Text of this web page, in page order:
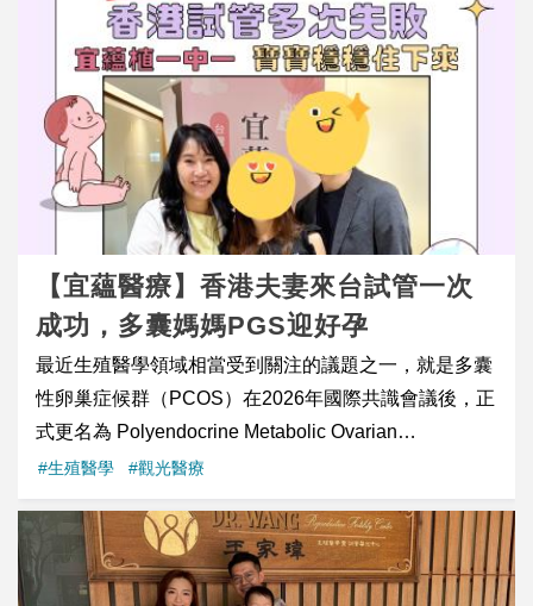
法人嘉義基督教醫院（下稱嘉基），見證了一段從恐懼
無助到充滿感恩的溫暖醫療奇蹟。 異國病榻上的孤單與
無助 今年 3 月 29 日，滿懷期待來到台灣旅行的捷克籍
旅客 Alena 遭遇意外受傷，經評估後必須立刻住院並接
受手術。從 3 月 29 日到 4 月 7 日這漫長的十天住院期
間，她獨自一人面對完全陌生的語言、未知的復原進
度，且身邊沒有任何家人陪伴。異國醫療環境帶來的焦
慮與無助感，讓她一度陷入深深的恐懼與難過之中。 跨
團隊國際醫療關懷機制啟動：以愛打破語言與文化藩籬
得知 Alena 隻身在台住院的情形後，嘉基國際醫療中心
與臨床團隊在第一時間啟動了整合性的跨團隊關懷機
制，從生理治療到心理支持提供全方位的協助： 骨科專
業醫療卓越： 由骨科主治醫師 姚樹鑫醫師 執刀，以精
湛的專業手術迅速穩定 Alena 的傷勢，從根本化解她對
身體受創的焦慮；同為骨科主治醫師的 陳俊和醫師，則
以流利的英語與專業解說搭起溝通的橋樑，詳細說明治
療計畫，有效消除了她在異國醫療環境下的惶恐與資訊
不對稱。 全人心理關懷支持： 關懷中心主任 陳重光 偕
【宜蘊醫療】香港夫妻來台試管一次
成功，多囊媽媽PGS迎好孕
最近生殖醫學領域相當受到關注的議題之一，就是多囊
性卵巢症候群（PCOS）在2026年國際共識會議後，正
式更名為 Polyendocrine Metabolic Ovarian
Syndrome（PMOS），中文多翻譯為「多內分泌代謝
卵巢症候群」。新的名稱更強調這個疾病不只是排卵異
常，更與女性的內分泌及代謝健康息息相關。 門診中，
小真醫師經常遇到PMOS（PCOS）患者前來諮詢。許
多人以為多囊性卵巢症候群代表不容易懷孕，但事實
#生殖醫學 #觀光醫療